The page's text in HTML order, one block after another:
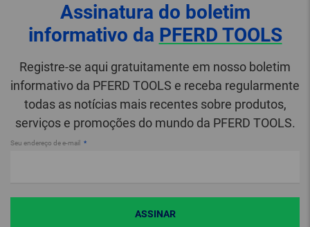
Assinatura do boletim
informativo da PFERD TOOLS
Registre-se aqui gratuitamente em nosso boletim
informativo da PFERD TOOLS e receba regularmente
todas as notícias mais recentes sobre produtos,
serviços e promoções do mundo da PFERD TOOLS.
Seu endereço de e-mail
ASSINAR